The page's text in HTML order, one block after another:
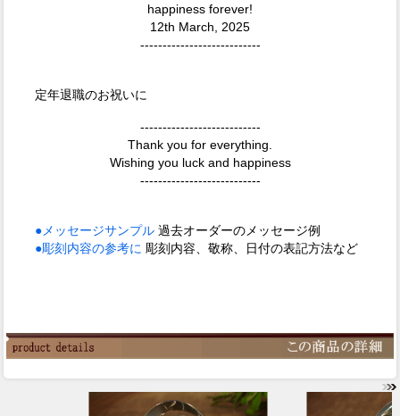
happiness forever!
12th March, 2025
---------------------------
定年退職のお祝いに
---------------------------
Thank you for everything.
Wishing you luck and happiness
---------------------------
●メッセージサンプル 過去オーダーのメッセージ例
●彫刻内容の参考に 彫刻内容、敬称、日付の表記方法など